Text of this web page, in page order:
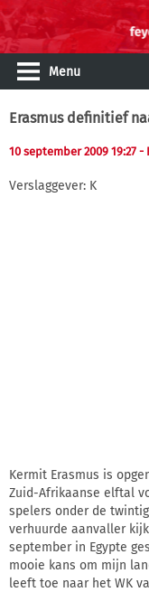
Menu
Erasmus definitief
10 september 2009 19:27 -
Verslaggever: K
Kermit Erasmus is
Zuid-Afrikaanse elftal
spelers onder de
verhuurde aanvaller
september in Egypte
mooie kans om mijn
leeft toe naar het WK